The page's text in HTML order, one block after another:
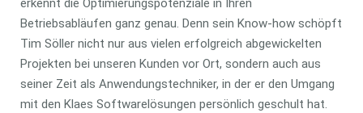
erkennt die Optimierungspotenziale in Ihren
Betriebsabläufen ganz genau. Denn sein Know-how schöpft
Tim Söller nicht nur aus vielen erfolgreich abgewickelten
Projekten bei unseren Kunden vor Ort, sondern auch aus
seiner Zeit als Anwendungstechniker, in der er den Umgang
mit den Klaes Softwarelösungen persönlich geschult hat.